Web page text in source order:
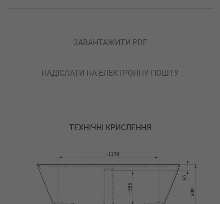
ЗАВАНТАЖИТИ PDF
НАДІСЛАТИ НА ЕЛЕКТРОННУ ПОШТУ
ТЕХНІЧНІ КРИСЛЕННЯ